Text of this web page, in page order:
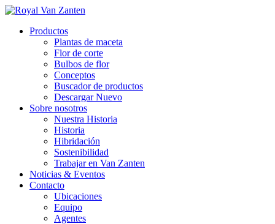
Productos
Plantas de maceta
Flor de corte
Bulbos de flor
Conceptos
Buscador de productos
Descargar Nuevo
Sobre nosotros
Nuestra Historia
Historia
Hibridación
Sostenibilidad
Trabajar en Van Zanten
Noticias & Eventos
Contacto
Ubicaciones
Equipo
Agentes